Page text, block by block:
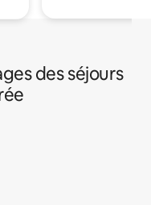
des séjours